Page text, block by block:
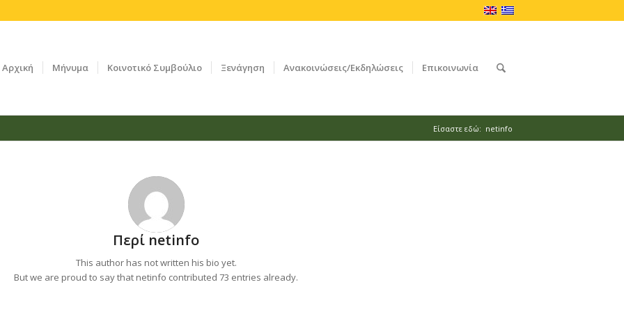
Αρχική Μήνυμα Κοινοτικό Συμβούλιο Ξενάγηση Ανακοινώσεις/Εκδηλώσεις Επικοινωνία
Είσαστε εδώ: netinfo
Περί netinfo
This author has not written his bio yet.
But we are proud to say that netinfo contributed 73 entries already.